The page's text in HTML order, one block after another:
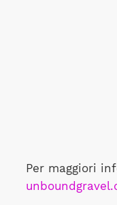
Per maggiori